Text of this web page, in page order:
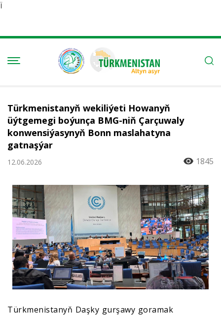
Ï
Türkmenistanyň wekiliýeti Howanyň
üýtgemegi boýunça BMG-niň Çarçuwaly
konwensiýasynyň Bonn maslahatyna
gatnaşýar
12.06.2026 1845
Türkmenistanyň Daşky gurşawy goramak